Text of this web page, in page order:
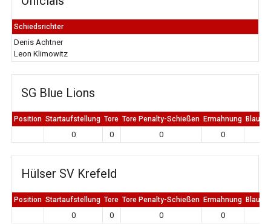
Schiedsrichter
Denis Achtner
Leon Klimowitz
SG Blue Lions
Position Startaufstellung Tore Tore Penalty-Schießen Ermahnung Blaue
0 0 0 0
Hülser SV Krefeld
Position Startaufstellung Tore Tore Penalty-Schießen Ermahnung Blaue
0 0 0 0